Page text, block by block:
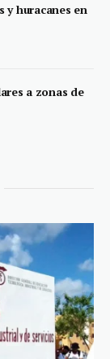
y huracanes en
a zonas de